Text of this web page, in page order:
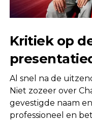
Kritiek op
Al snel na de
Niet zozeer over
gevestigde naam
professioneel en